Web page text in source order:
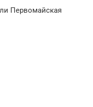
Первомайская